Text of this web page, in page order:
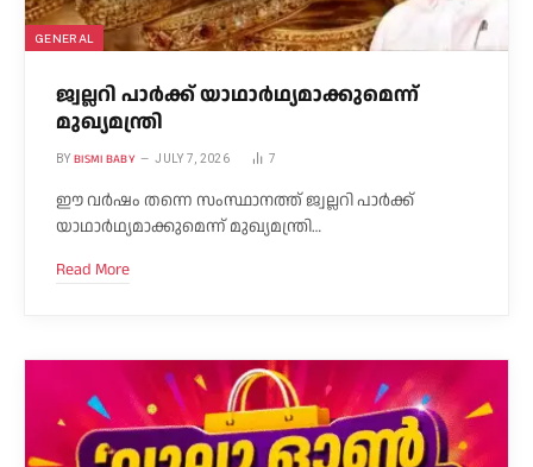
GENERAL
ജ്വല്ലറി പാർക്ക് യാഥാർഥ്യമാക്കുമെന്ന്
മുഖ്യമന്ത്രി
BY BISMI BABY JULY 7, 2026 7
ഈ വർഷം തന്നെ സംസ്ഥാനത്ത് ജ്വല്ലറി പാർക്ക്
യാഥാർഥ്യമാക്കുമെന്ന് മുഖ്യമന്ത്രി…
Read More